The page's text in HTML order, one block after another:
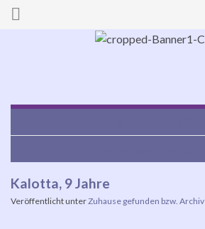
Search for:
Kalotta, 9 Jahre
Veröffentlicht unterZuhause gefunden bzw. Archiv